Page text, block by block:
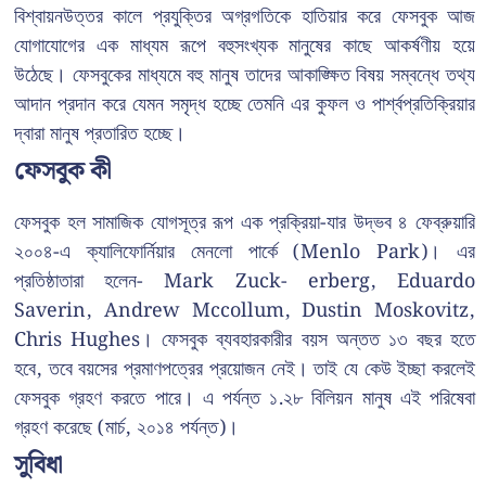
বিশ্বায়নউত্তর কালে প্রযুক্তির অগ্রগতিকে হাতিয়ার করে ফেসবুক আজ
যোগাযোগের এক মাধ্যম রূপে বহুসংখ্যক মানুষের কাছে আকর্ষণীয় হয়ে
উঠেছে। ফেসবুকের মাধ্যমে বহু মানুষ তাদের আকাঙ্ক্ষিত বিষয় সম্বন্ধে তথ্য
আদান প্রদান করে যেমন সমৃদ্ধ হচ্ছে তেমনি এর কুফল ও পার্শ্বপ্রতিক্রিয়ার
দ্বারা মানুষ প্রতারিত হচ্ছে।
ফেসবুক কী
ফেসবুক হল সামাজিক যোগসূত্র রূপ এক প্রক্রিয়া-যার উদ্ভব ৪ ফেব্রুয়ারি
২০০৪-এ ক্যালিফোর্নিয়ার মেনলো পার্কে (Menlo Park)। এর
প্রতিষ্ঠাতারা হলেন- Mark Zuck- erberg, Eduardo
Saverin, Andrew Mccollum, Dustin Moskovitz,
Chris Hughes। ফেসবুক ব্যবহারকারীর বয়স অন্তত ১৩ বছর হতে
হবে, তবে বয়সের প্রমাণপত্রের প্রয়োজন নেই। তাই যে কেউ ইচ্ছা করলেই
ফেসবুক গ্রহণ করতে পারে। এ পর্যন্ত ১.২৮ বিলিয়ন মানুষ এই পরিষেবা
গ্রহণ করেছে (মার্চ, ২০১৪ পর্যন্ত)।
সুবিধা